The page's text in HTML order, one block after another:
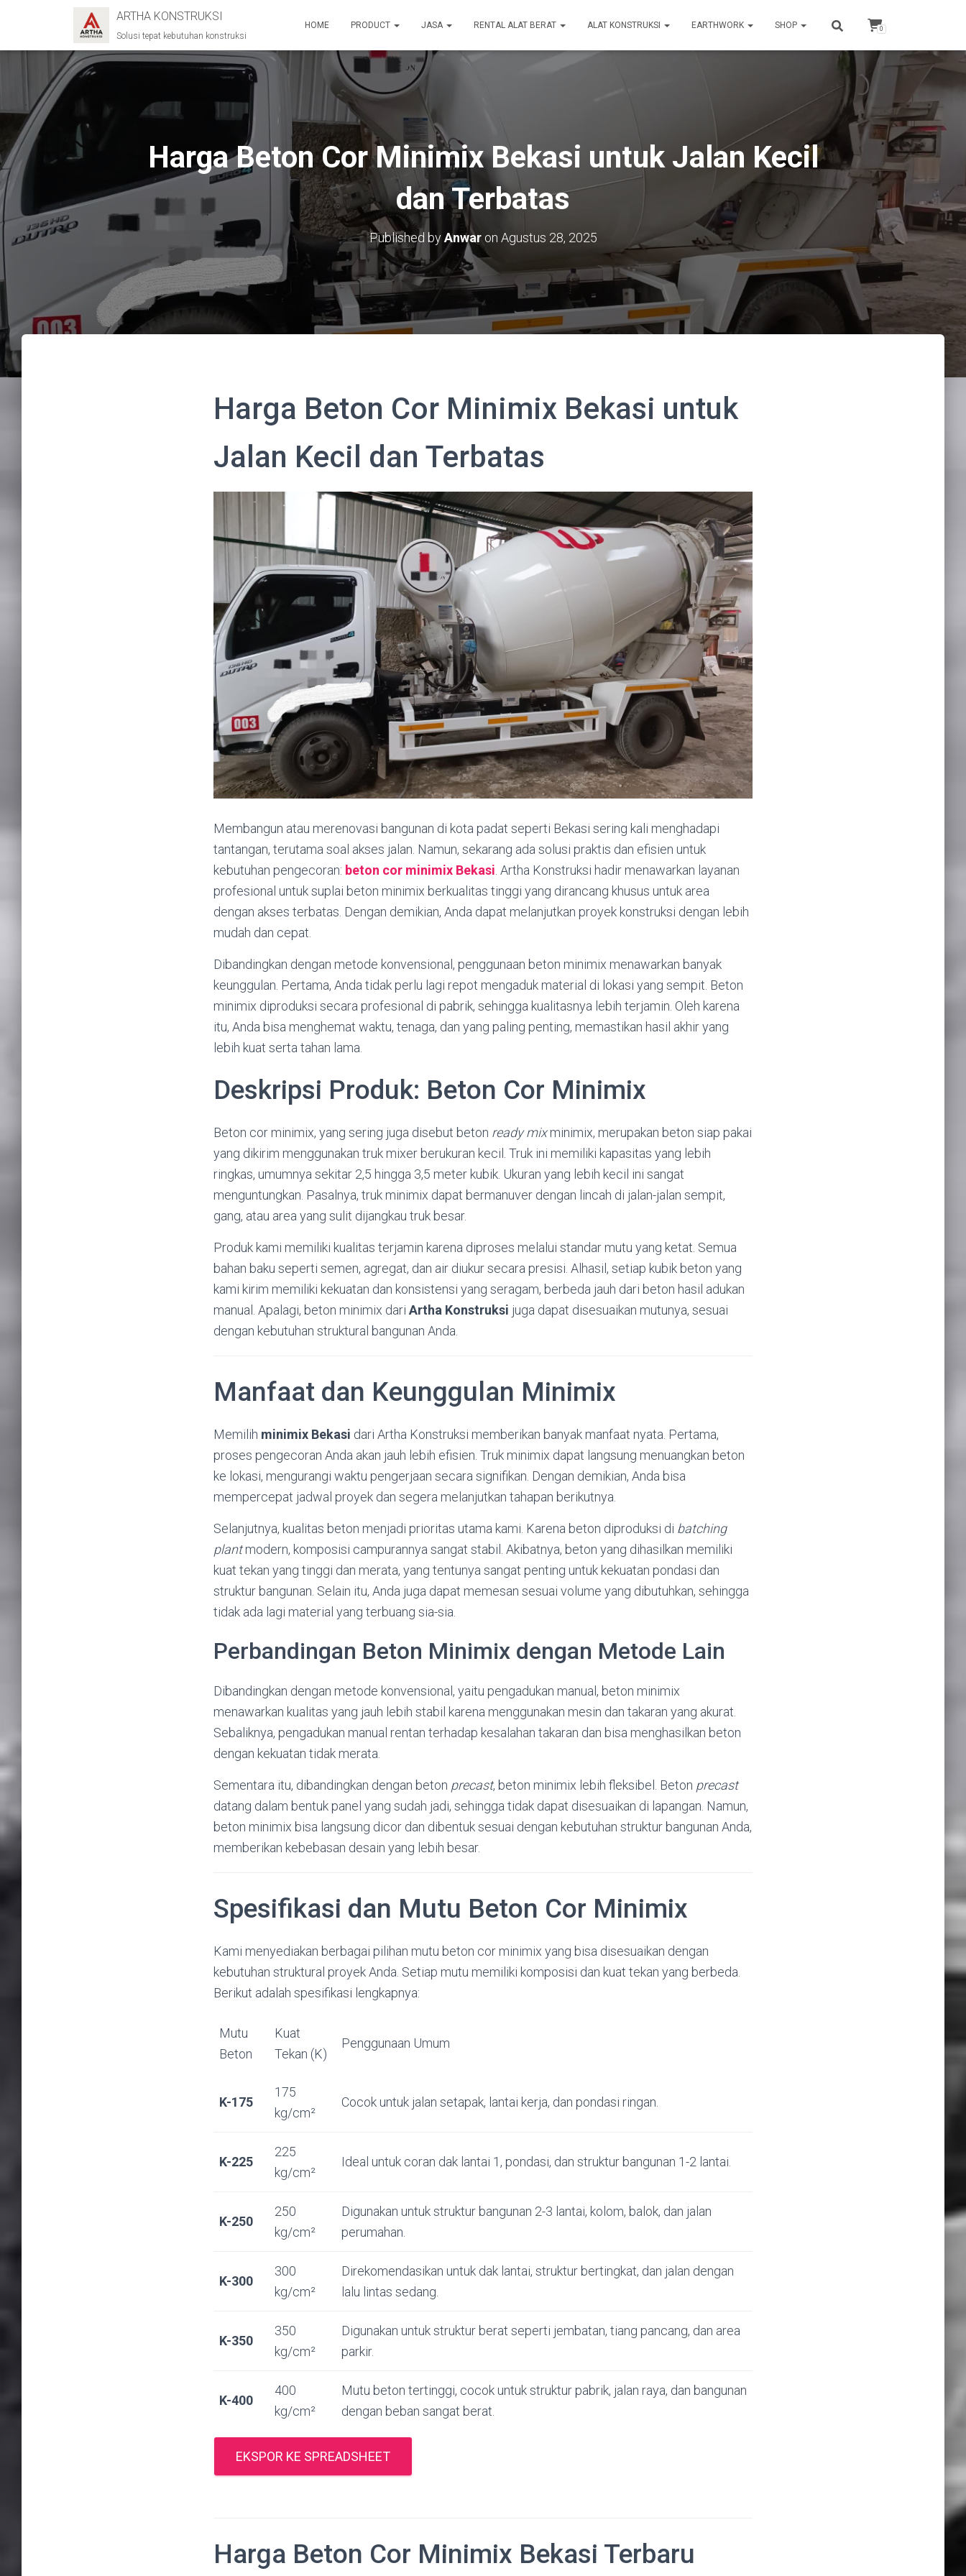
ARTHA KONSTRUKSI
Solusi tepat kebutuhan konstruksi
HOME PRODUCT JASA RENTAL ALAT BERAT ALAT KONSTRUKSI EARTHWORK SHOP 0
Harga Beton Cor Minimix Bekasi untuk Jalan Kecil
dan Terbatas
Published byAnwaron Agustus 28, 2025
Harga Beton Cor Minimix Bekasi untuk
Jalan Kecil dan Terbatas
Membangun atau merenovasi bangunan di kota padat seperti Bekasi sering kali menghadapi
tantangan, terutama soal akses jalan. Namun, sekarang ada solusi praktis dan efisien untuk
kebutuhan pengecoran: beton cor minimix Bekasi . Artha Konstruksi hadir menawarkan layanan
profesional untuk suplai beton minimix berkualitas tinggi yang dirancang khusus untuk area
dengan akses terbatas. Dengan demikian, Anda dapat melanjutkan proyek konstruksi dengan lebih
mudah dan cepat.
Dibandingkan dengan metode konvensional, penggunaan beton minimix menawarkan banyak
keunggulan. Pertama, Anda tidak perlu lagi repot mengaduk material di lokasi yang sempit. Beton
minimix diproduksi secara profesional di pabrik, sehingga kualitasnya lebih terjamin. Oleh karena
itu, Anda bisa menghemat waktu, tenaga, dan yang paling penting, memastikan hasil akhir yang
lebih kuat serta tahan lama.
Deskripsi Produk: Beton Cor Minimix
Beton cor minimix, yang sering juga disebut beton ready mixminimix, merupakan beton siap pakai
yang dikirim menggunakan truk mixer berukuran kecil. Truk ini memiliki kapasitas yang lebih
ringkas, umumnya sekitar 2,5 hingga 3,5 meter kubik. Ukuran yang lebih kecil ini sangat
menguntungkan. Pasalnya, truk minimix dapat bermanuver dengan lincah di jalan-jalan sempit,
gang, atau area yang sulit dijangkau truk besar.
Produk kami memiliki kualitas terjamin karena diproses melalui standar mutu yang ketat. Semua
bahan baku seperti semen, agregat, dan air diukur secara presisi. Alhasil, setiap kubik beton yang
kami kirim memiliki kekuatan dan konsistensi yang seragam, berbeda jauh dari beton hasil adukan
manual. Apalagi, beton minimix dari Artha Konstruksi juga dapat disesuaikan mutunya, sesuai
dengan kebutuhan struktural bangunan Anda.
Manfaat dan Keunggulan Minimix
Memilih minimix Bekasi dari Artha Konstruksi memberikan banyak manfaat nyata. Pertama,
proses pengecoran Anda akan jauh lebih efisien. Truk minimix dapat langsung menuangkan beton
ke lokasi, mengurangi waktu pengerjaan secara signifikan. Dengan demikian, Anda bisa
mempercepat jadwal proyek dan segera melanjutkan tahapan berikutnya.
Selanjutnya, kualitas beton menjadi prioritas utama kami. Karena beton diproduksi di batching
plantmodern, komposisi campurannya sangat stabil. Akibatnya, beton yang dihasilkan memiliki
kuat tekan yang tinggi dan merata, yang tentunya sangat penting untuk kekuatan pondasi dan
struktur bangunan. Selain itu, Anda juga dapat memesan sesuai volume yang dibutuhkan, sehingga
tidak ada lagi material yang terbuang sia-sia.
Perbandingan Beton Minimix dengan Metode Lain
Dibandingkan dengan metode konvensional, yaitu pengadukan manual, beton minimix
menawarkan kualitas yang jauh lebih stabil karena menggunakan mesin dan takaran yang akurat.
Sebaliknya, pengadukan manual rentan terhadap kesalahan takaran dan bisa menghasilkan beton
dengan kekuatan tidak merata.
Sementara itu, dibandingkan dengan beton precast, beton minimix lebih fleksibel. Beton precast
datang dalam bentuk panel yang sudah jadi, sehingga tidak dapat disesuaikan di lapangan. Namun,
beton minimix bisa langsung dicor dan dibentuk sesuai dengan kebutuhan struktur bangunan Anda,
memberikan kebebasan desain yang lebih besar.
Spesifikasi dan Mutu Beton Cor Minimix
Kami menyediakan berbagai pilihan mutu beton cor minimix yang bisa disesuaikan dengan
kebutuhan struktural proyek Anda. Setiap mutu memiliki komposisi dan kuat tekan yang berbeda.
Berikut adalah spesifikasi lengkapnya:
Mutu
Beton
Kuat
Tekan (K)
Penggunaan Umum
K-175
175
kg/cm²
Cocok untuk jalan setapak, lantai kerja, dan pondasi ringan.
K-225
225
kg/cm²
Ideal untuk coran dak lantai 1, pondasi, dan struktur bangunan 1-2 lantai.
K-250
250
kg/cm²
Digunakan untuk struktur bangunan 2-3 lantai, kolom, balok, dan jalan
perumahan.
K-300
300
kg/cm²
Direkomendasikan untuk dak lantai, struktur bertingkat, dan jalan dengan
lalu lintas sedang.
K-350
350
kg/cm²
Digunakan untuk struktur berat seperti jembatan, tiang pancang, dan area
parkir.
K-400
400
kg/cm²
Mutu beton tertinggi, cocok untuk struktur pabrik, jalan raya, dan bangunan
dengan beban sangat berat.
EKSPOR KE SPREADSHEET
Harga Beton Cor Minimix Bekasi Terbaru